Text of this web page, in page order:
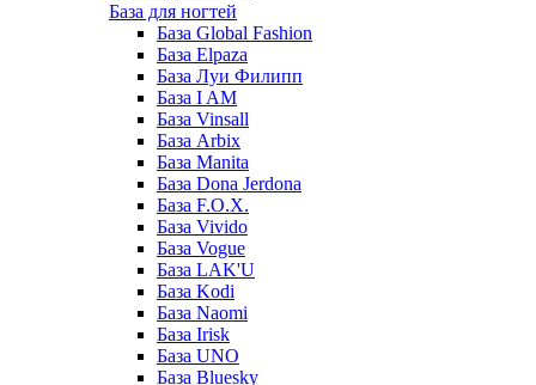
База для ногтей
База Global Fashion
База Elpaza
База Луи Филипп
База I AM
База Vinsall
База Arbix
База Manita
База Dona Jerdona
База F.O.X.
База Vivido
База Vogue
База LAK'U
База Kodi
База Naomi
База Irisk
База UNO
База Bluesky